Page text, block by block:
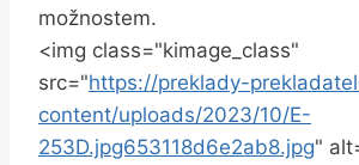
možnostem.
<img class="kimage_class"
src="https://preklady-
content/uploads/2023/10/E-
253D.jpg653118d6e2ab8.jpg"